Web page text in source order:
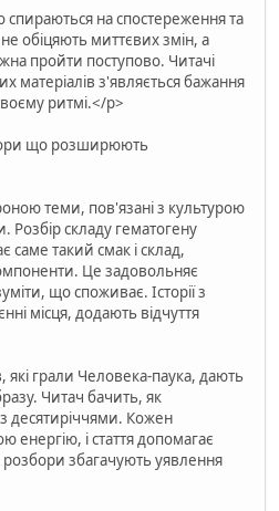
спираються на спостереження та
обіцяють миттєвих змін, а
пройти поступово. Читачі
матеріалів з'являється бажання
ритмі.</p>
що розширюють
теми, пов'язані з культурою
складу гематогену
саме такий смак і склад,
Це задовольняє
що споживає. Історії з
місця, додають відчуття
які грали Человека-паука, дають
Читач бачить, як
з десятиріччями. Кожен
енергію, і стаття допомагає
розбори збагачують уявлення